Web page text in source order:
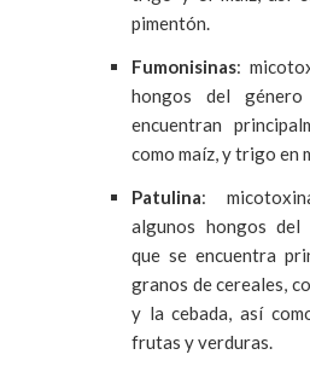
pimentón.
Fumonisinas:
hongos del género
encuentran
como maíz, y trigo en
Patulina:
algunos hongos del
que se encuentra
granos de cereales,
y la cebada, así
frutas y verduras.